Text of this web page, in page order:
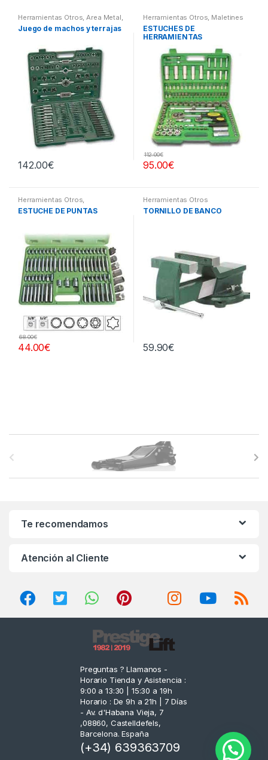
Herramientas Otros,Area Metal,
Roscas, Herramientas ,
Maletines Herramientas,
Juego de machos y terrajas
142.00€
Herramientas Otros, Maletines
Herramientas, Extractores,
Compresímetros, otros
ESTUCHES DE
HERRAMIENTAS
95.00€
112.00€
Herramientas Otros,
Herramientas De Mano ,
Herramientas De Mano,
otros
ESTUCHE DE PUNTAS
44.00€
68.00€
Herramientas Otros
TORNILLO DE BANCO
59.90€
a
Te recomendamos
Atención al Cliente
Preguntas ? Llamanos -
Horario Tienda y Asistencia :
9:00 a 13:30 | 15:30 a 19h
Horario : De 9h a 21h | 7 Días
- Av. d'Habana Vieja, 7
,08860, Castelldefels,
Barcelona. España
(+34) 639363709